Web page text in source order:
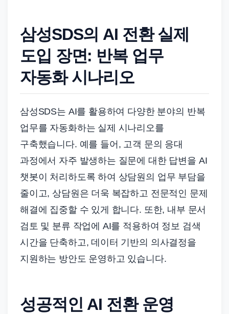
삼성SDS의 AI 전환 실제
도입 장면: 반복 업무
자동화 시나리오
삼성SDS는 AI를 활용하여 다양한 분야의 반복
업무를 자동화하는 실제 시나리오를
구축했습니다. 예를 들어, 고객 문의 응대
과정에서 자주 발생하는 질문에 대한 답변을 AI
챗봇이 처리하도록 하여 상담원의 업무 부담을
줄이고, 상담원은 더욱 복잡하고 전문적인 문제
해결에 집중할 수 있게 합니다. 또한, 내부 문서
검토 및 분류 작업에 AI를 적용하여 정보 검색
시간을 단축하고, 데이터 기반의 의사결정을
지원하는 방안도 운영하고 있습니다.
성공적인 AI 전환 운영